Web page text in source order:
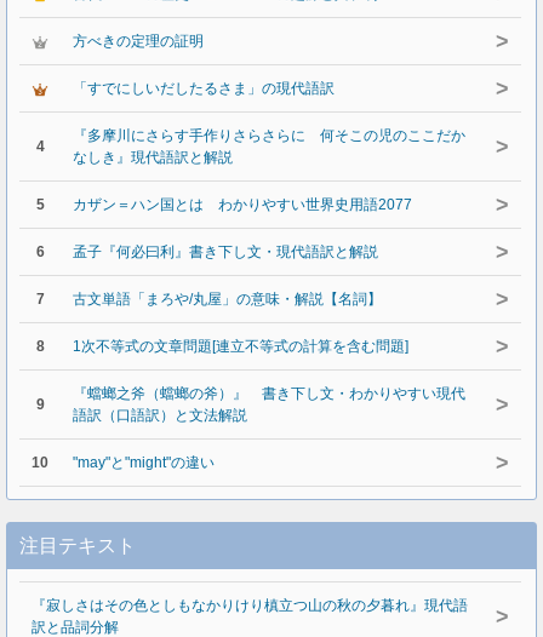
方べきの定理の証明 >
「すでにしいだしたるさま」の現代語訳 >
4
『多摩川にさらす手作りさらさらに 何そこの児のここだか
なしき』現代語訳と解説
>
5 カザン＝ハン国とは わかりやすい世界史用語2077 >
6 孟子『何必曰利』書き下し文・現代語訳と解説 >
7 古文単語「まろや/丸屋」の意味・解説【名詞】 >
8 1次不等式の文章問題[連立不等式の計算を含む問題] >
9
『蟷螂之斧（蟷螂の斧）』 書き下し文・わかりやすい現代
語訳（口語訳）と文法解説
>
10 "may"と"might"の違い >
注目テキスト
『寂しさはその色としもなかりけり槙立つ山の秋の夕暮れ』現代語
訳と品詞分解
>